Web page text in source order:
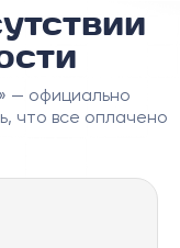
— официально
что все оплачено